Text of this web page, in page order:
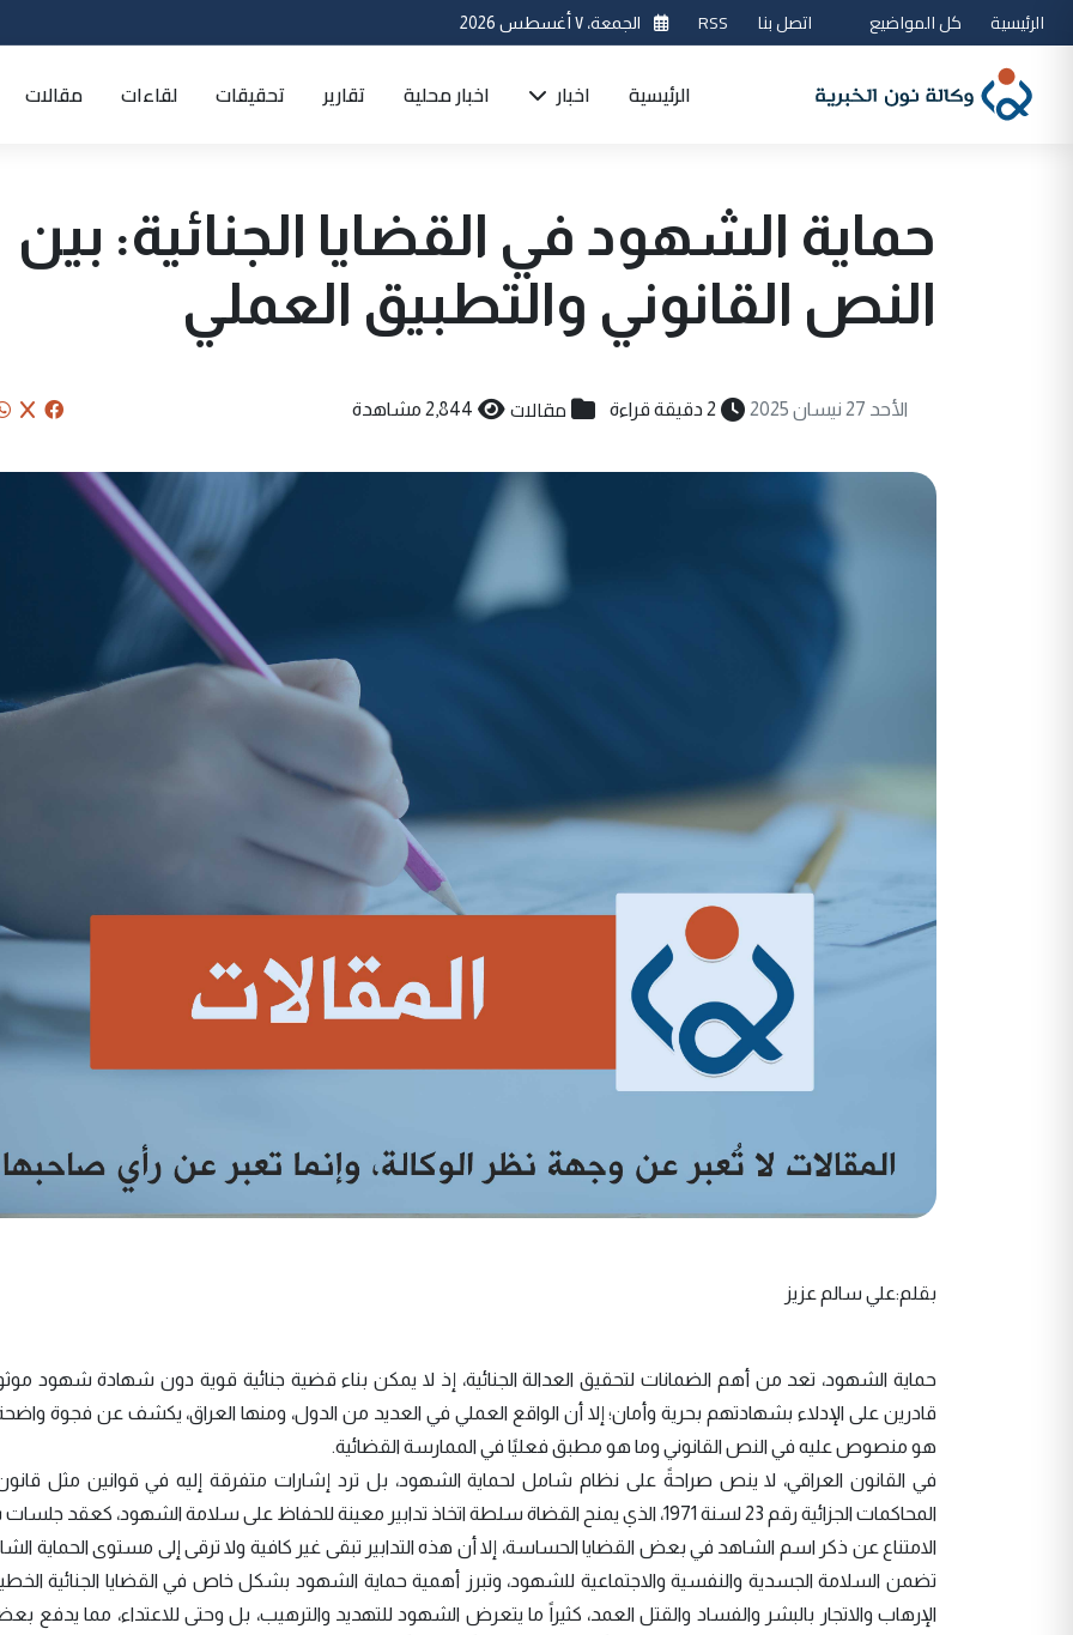
الرئيسية كل المواضيع اتصل بنا RSS الجمعة، ٧ أغسطس 2026
الرئيسية اخبار اخبار محلية تقارير تحقيقات لقاءات مقالات
حماية الشهود في القضايا الجنائية: بين
النص القانوني والتطبيق العملي
الأحد 27 نيسان 2025 2 دقيقة قراءة مقالات 2,844 مشاهدة
بقلم:علي سالم عزيز
حماية الشهود، تعد من أهم الضمانات لتحقيق العدالة الجنائية، إذ لا يمكن بناء قضية جنائية قوية دون شهادة شهود
قادرين على الإدلاء بشهادتهم بحرية وأمان؛ إلا أن الواقع العملي في العديد من الدول، ومنها العراق، يكشف عن فجوة
هو منصوص عليه في النص القانوني وما هو مطبق فعليًا في الممارسة القضائية.
في القانون العراقي، لا ينص صراحةً على نظام شامل لحماية الشهود، بل ترد إشارات متفرقة إليه في قوانين مثل
المحاكمات الجزائية رقم 23 لسنة 1971، الذي يمنح القضاة سلطة اتخاذ تدابير معينة للحفاظ على سلامة الشهود، كعقد
الامتناع عن ذكر اسم الشاهد في بعض القضايا الحساسة، إلا أن هذه التدابير تبقى غير كافية ولا ترقى إلى مستوى الحماية
تضمن السلامة الجسدية والنفسية والاجتماعية للشهود، وتبرز أهمية حماية الشهود بشكل خاص في القضايا الجنائية
الإرهاب والاتجار بالبشر والفساد والقتل العمد، كثيراً ما يتعرض الشهود للتهديد والترهيب، بل وحتى للاعتداء، مما يدفع